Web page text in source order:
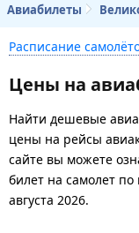
Авиабилеты
Расписание
Цены на
Найти дешевые
цены на рейсы
сайте вы можете
билет на самолет по
августа 2026.